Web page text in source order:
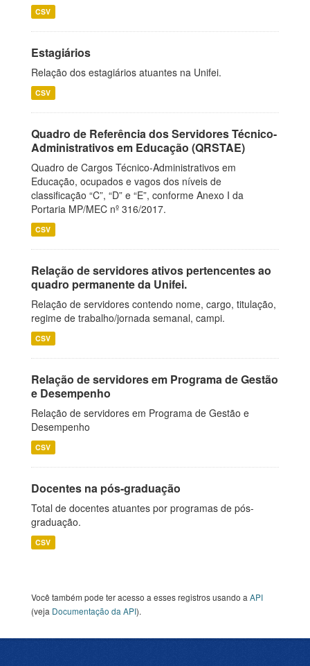
CSV
Estagiários
Relação dos estagiários atuantes na Unifei.
CSV
Quadro de Referência dos Servidores Técnico-
Administrativos em Educação (QRSTAE)
Quadro de Cargos Técnico-Administrativos em
Educação, ocupados e vagos dos níveis de
classificação “C”, “D” e “E”, conforme Anexo I da
Portaria MP/MEC nº 316/2017.
CSV
Relação de servidores ativos pertencentes ao
quadro permanente da Unifei.
Relação de servidores contendo nome, cargo, titulação,
regime de trabalho/jornada semanal, campi.
CSV
Relação de servidores em Programa de Gestão
e Desempenho
Relação de servidores em Programa de Gestão e
Desempenho
CSV
Docentes na pós-graduação
Total de docentes atuantes por programas de pós-
graduação.
CSV
Você também pode ter acesso a esses registros usando a API
(veja Documentação da API).